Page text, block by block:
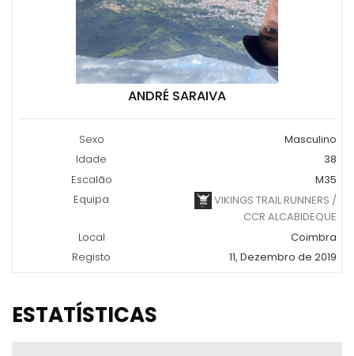
ANDRÉ SARAIVA
Sexo
Masculino
Idade
38
Escalão
M35
Equipa
VIKINGS TRAIL RUNNERS /
CCR ALCABIDEQUE
Local
Coimbra
Registo
11, Dezembro de 2019
ESTATÍSTICAS